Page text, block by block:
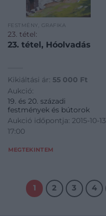
FESTMÉNY, GRAFIKA
23. tétel:
23. tétel, Hóolvadás
Kikiáltási ár: 55 000 Ft
Aukció:
19. és 20. századi
festmények és bútorok
Aukció időpontja: 2015-10-13
17:00
MEGTEKINTEM
1 2 3 4